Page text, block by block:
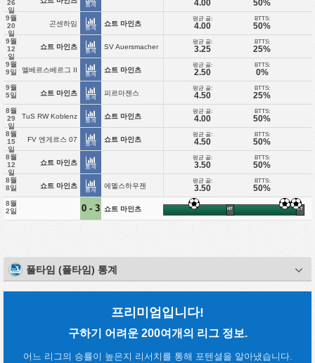
26
일
통계 4.00 50%
9월
20
일
곤센하임
통계
쇼트 마인츠
평균 골:
4.00
BTTS:
50%
9월
12
일
쇼트 마인츠
통계
SV Auersmacher
평균 골:
3.25
BTTS:
25%
9월
9일
엘베르스베르그 II
통계
쇼트 마인츠
평균 골:
2.50
BTTS:
0%
9월
5일
쇼트 마인츠
통계
피르마젠스
평균 골:
4.50
BTTS:
25%
8월
29
일
TuS RW Koblenz
통계
쇼트 마인츠
평균 골:
4.00
BTTS:
50%
8월
15
일
FV 엔게르스 07
통계
쇼트 마인츠
평균 골:
4.50
BTTS:
50%
8월
12
일
쇼트 마인츠
통계
평균 골:
3.50
BTTS:
50%
8월
8일
쇼트 마인츠
통계
에멜스하우젠
평균 골:
3.50
BTTS:
50%
8월
2일
0 - 3 쇼트 마인츠 HT FT
풀타임 (풀타임) 통계
프리미엄입니다!
구하기 어려운 200여개의 리그 정보.
어느 리그의 승률이 높은지 리서치를 통해 포텐셜을 알아냈습니다.